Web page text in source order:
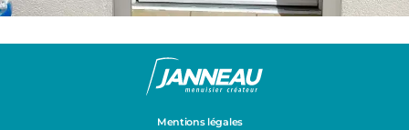
Mentions légales